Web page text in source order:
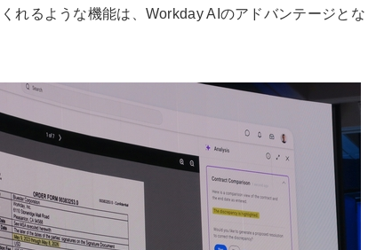
れるような機能は、Workday AIのアドバンテージとな